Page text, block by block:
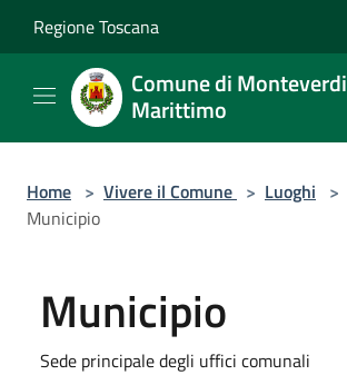
Regione Toscana
Comune di Monteverdi
Marittimo
Home > Vivere il Comune > Luoghi >
Municipio
Municipio
Sede principale degli uffici comunali